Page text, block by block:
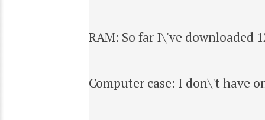
RAM: So far I\'ve downloaded
Computer case: I don\'t have